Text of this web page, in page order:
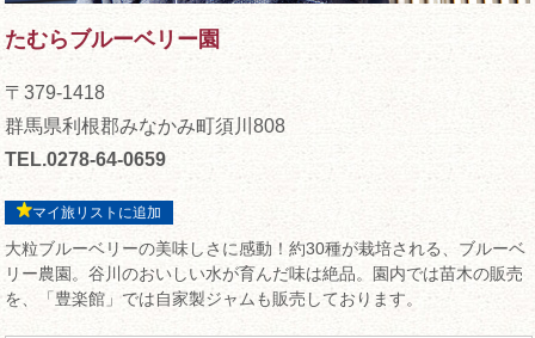
たむらブルーベリー園
〒379-1418
群馬県利根郡みなかみ町須川808
TEL.0278-64-0659
マイ旅リストに追加
大粒ブルーベリーの美味しさに感動！約30種が栽培される、ブルーベ
リー農園。谷川のおいしい水が育んだ味は絶品。園内では苗木の販売
を、「豊楽館」では自家製ジャムも販売しております。